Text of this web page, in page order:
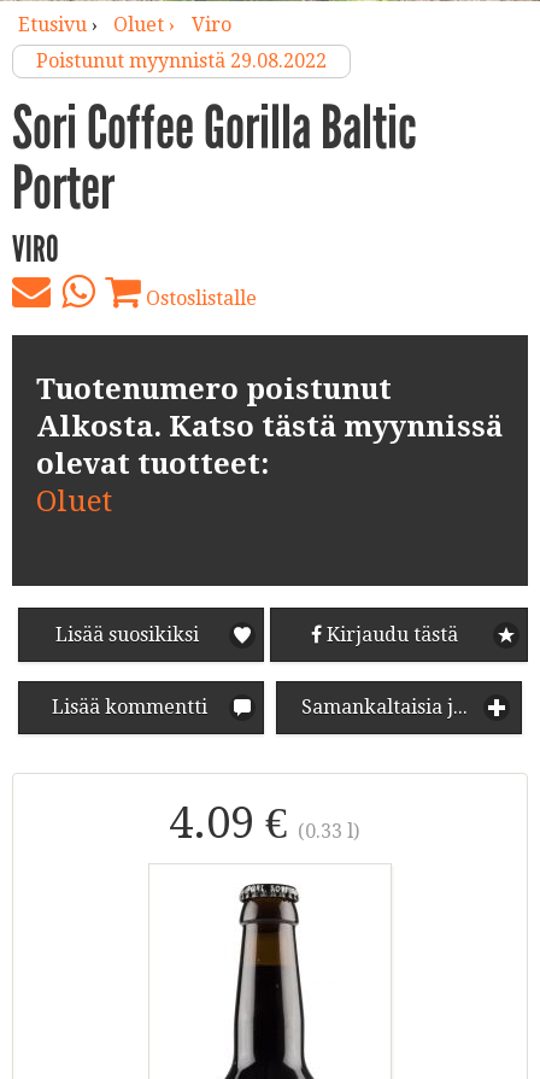
Etusivu› Oluet ›
Viro
Poistunut myynnistä 29.08.2022
Sori Coffee Gorilla Baltic
Porter
VIRO
Ostoslistalle
Tuotenumero poistunut
Alkosta. Katso tästä myynnissä
olevat tuotteet:
Oluet
Lisää suosikiksi Kirjaudu tästä
Lisää kommentti Samankaltaisia juomia
4.09 € (0.33 l)